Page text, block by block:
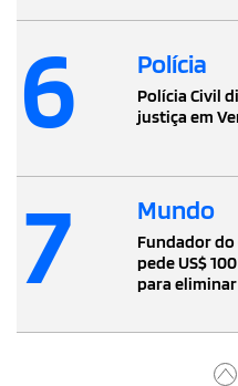
6 Polícia
Polícia Civil
justiça em
7 Mundo
Fundador
pede US$
para